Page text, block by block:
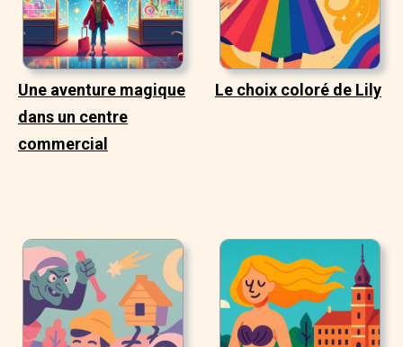
Une aventure magique
dans un centre
commercial
Le choix coloré de Lily